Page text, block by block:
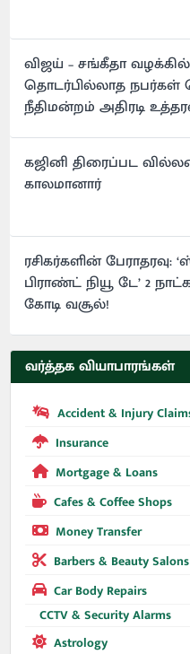
விஜய் – சங்கீதா வழக்கில்
தொடர்பில்லாத நபர்கள்
நீதிமன்றம் அதிரடி
கஜினி திரைப்பட
காலமானார்
ரசிகர்களின்
பிராண்ட் நியூ டே’ 2
கோடி வசூல்!
வர்த்தக வியாபாரங்கள்
Accident & Injury
Insurance
Mortgage & Loans
Cafes & Coffee Shops
Money Transfer
Barbers & Beauty Salons
Car Body Repairs
CCTV & Security Alarms
Astrology